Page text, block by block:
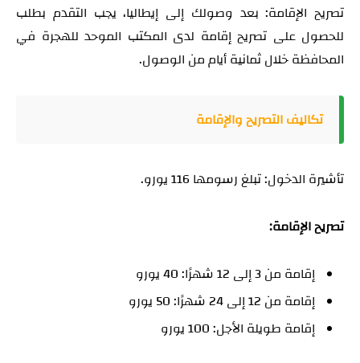
تصريح الإقامة: بعد وصولك إلى إيطاليا، يجب التقدم بطلب
للحصول على تصريح إقامة لدى المكتب الموحد للهجرة في
المحافظة خلال ثمانية أيام من الوصول.
تكاليف التصريح والإقامة
تأشيرة الدخول: تبلغ رسومها 116 يورو.
تصريح الإقامة:
إقامة من 3 إلى 12 شهرًا: 40 يورو
إقامة من 12 إلى 24 شهرًا: 50 يورو
إقامة طويلة الأجل: 100 يورو